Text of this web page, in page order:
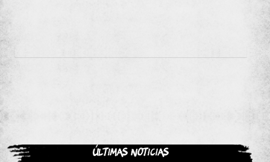
Últimas noticias